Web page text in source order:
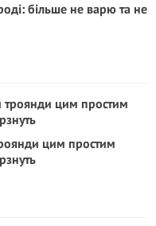
більше не варю та не
цим простим